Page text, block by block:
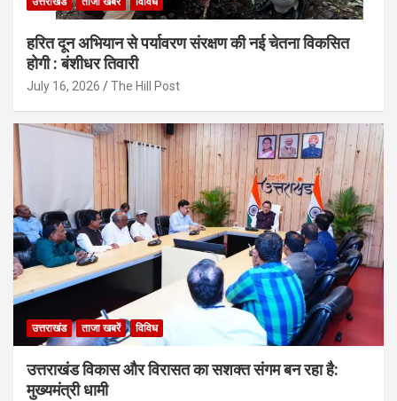
हरित दून अभियान से पर्यावरण संरक्षण की नई चेतना विकसित
होगी : बंशीधर तिवारी
July 16, 2026 The Hill Post
उत्तराखंड ताजा खबरें विविध
उत्तराखंड विकास और विरासत का सशक्त संगम बन रहा है:
मुख्यमंत्री धामी